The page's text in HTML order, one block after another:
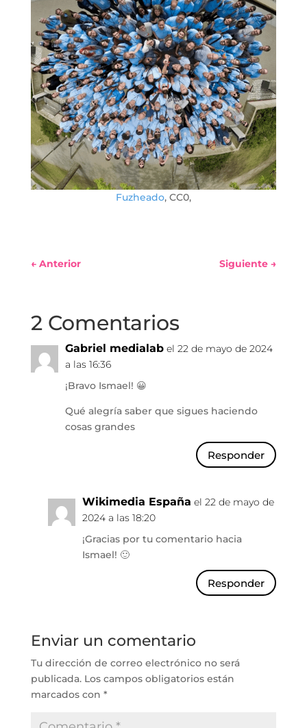
Fuzheado, CC0,
← Anterior Siguiente →
2 Comentarios
Gabriel medialab el 22 de mayo de 2024
a las 16:36
¡Bravo Ismael! 😀
Qué alegría saber que sigues haciendo
cosas grandes
Responder
Wikimedia España el 22 de mayo de
2024 a las 18:20
¡Gracias por tu comentario hacia
Ismael! 🙂
Responder
Enviar un comentario
Tu dirección de correo electrónico no será
publicada. Los campos obligatorios están
marcados con *